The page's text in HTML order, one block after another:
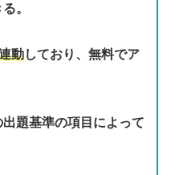
。
動しており、無料でア
題基準の項目によって